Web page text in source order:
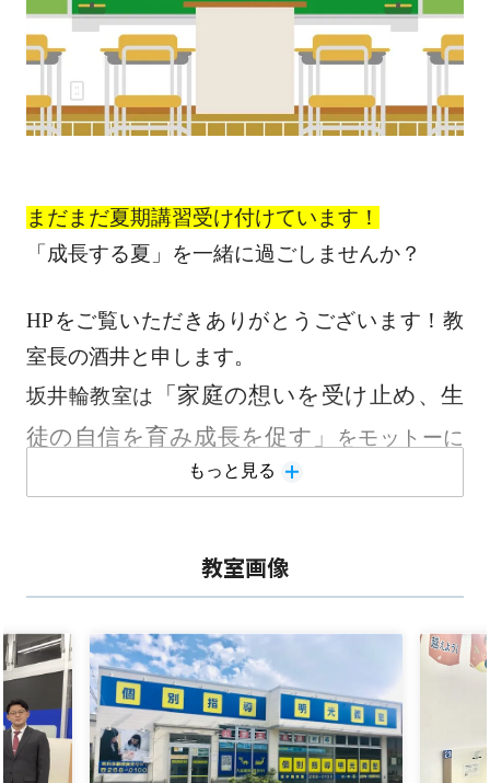
まだまだ夏期講習受け付けています！
「成長する夏」を一緒に過ごしませんか？
HPをご覧いただきありがとうございます！教
室長の酒井と申します。
坂井輪教室は
「家庭の想いを受け止め、生
徒の自信を育み成長を促す」
をモットーに
教室運営をしています。
・できなかった原因を一緒に探す
小さな成功体験を積み重ねて本当の自信を育て
られるように全力でサポートさせていただいて
います。
もっと見る
教室画像